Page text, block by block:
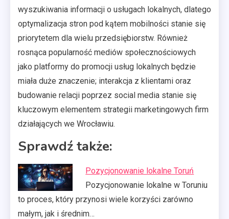
wyszukiwania informacji o usługach lokalnych, dlatego
optymalizacja stron pod kątem mobilności stanie się
priorytetem dla wielu przedsiębiorstw. Również
rosnąca popularność mediów społecznościowych
jako platformy do promocji usług lokalnych będzie
miała duże znaczenie; interakcja z klientami oraz
budowanie relacji poprzez social media stanie się
kluczowym elementem strategii marketingowych firm
działających we Wrocławiu.
Sprawdź także:
Pozycjonowanie lokalne Toruń
Pozycjonowanie lokalne w Toruniu
to proces, który przynosi wiele korzyści zarówno
małym, jak i średnim…